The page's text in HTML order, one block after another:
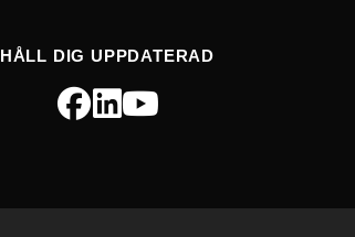
HÅLL DIG UPPDATERAD